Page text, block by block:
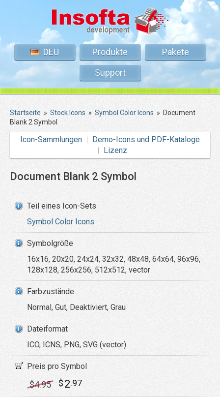
DEU Produkte
Pakete
Support
Startseite » Stock Icons » Symbol Color Icons » Document
Blank 2 Symbol
Icon-Sammlungen
Demo-Icons und PDF-Kataloge
Lizenz
Document Blank 2 Symbol
Teil eines Icon-Sets
Symbol Color Icons
Symbolgröße
16x16, 20x20, 24x24, 32x32, 48x48, 64x64, 96x96,
128x128, 256x256, 512x512, vector
Farbzustände
Normal, Gut, Deaktiviert, Grau
Dateiformat
ICO, ICNS, PNG, SVG (vector)
Preis pro Symbol
$4.95 $2.97